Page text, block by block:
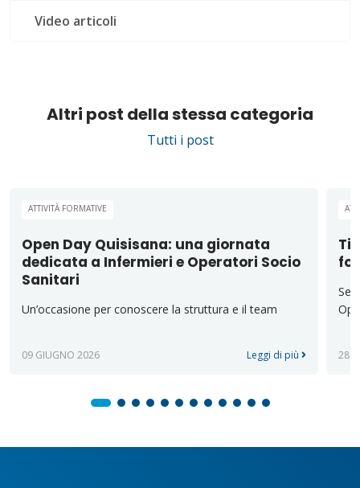
Video articoli
Altri post della stessa categoria
Tutti i post
ATTIVITÀ FORMATIVE
Open Day Quisisana: una giornata
dedicata a Infermieri e Operatori Socio
Sanitari
Un’occasione per conoscere la struttura e il team
09 GIUGNO 2026 Leggi di più
Sei
28